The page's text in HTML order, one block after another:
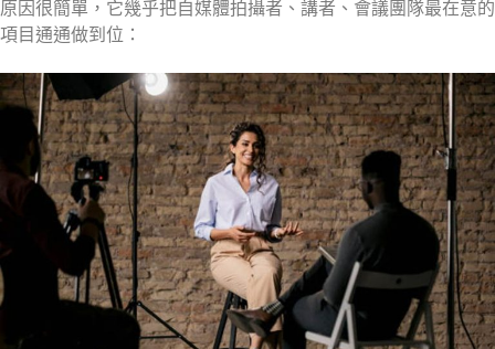
原因很簡單，它幾乎把自媒體拍攝者、講者、會議團隊最在意的
項目通通做到位：